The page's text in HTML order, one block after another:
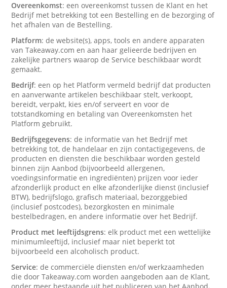
Overeenkomst: een overeenkomst tussen de Klant en het
Bedrijf met betrekking tot een Bestelling en de bezorging of
het afhalen van de Bestelling.
Platform: de website(s), apps, tools en andere apparaten
van Takeaway.com en aan haar gelieerde bedrijven en
zakelijke partners waarop de Service beschikbaar wordt
gemaakt.
Bedrijf: een op het Platform vermeld bedrijf dat producten
en aanverwante artikelen beschikbaar stelt, verkoopt,
bereidt, verpakt, kies en/of serveert en voor de
totstandkoming en betaling van Overeenkomsten het
Platform gebruikt.
Bedrijfsgegevens: de informatie van het Bedrijf met
betrekking tot, de handelaar en zijn contactigegevens, de
producten en diensten die beschikbaar worden gesteld
binnen zijn Aanbod (bijvoorbeeld allergenen,
voedingsinformatie en ingrediënten) prijzen voor ieder
afzonderlijk product en elke afzonderlijke dienst (inclusief
BTW), bedrijfslogo, grafisch materiaal, bezorggebied
(inclusief postcodes), bezorgkosten en minimale
bestelbedragen, en andere informatie over het Bedrijf.
Product met leeftijdsgrens: elk product met een wettelijke
minimumleeftijd, inclusief maar niet beperkt tot
bijvoorbeeld een alcoholisch product.
Service: de commerciële diensten en/of werkzaamheden
die door Takeaway.com worden aangeboden aan de Klant,